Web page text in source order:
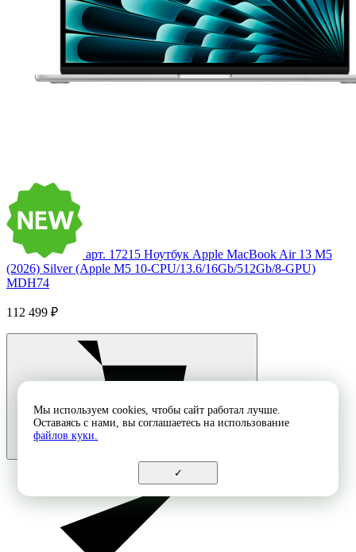
арт. 17215 Ноутбук Apple MacBook Air 13 M5
(2026) Silver (Apple M5 10-CPU/13.6/16Gb/512Gb/8-GPU)
MDH74
112 499 ₽
Мы используем cookies, чтобы сайт работал лучше.
Оставаясь с нами, вы соглашаетесь на использование
файлов куки.
✓